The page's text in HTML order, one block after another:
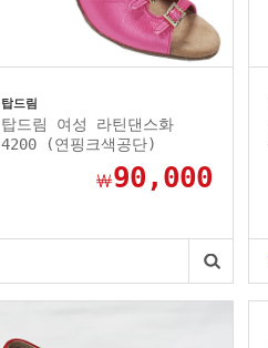
탑드림
탑드림 여성 라틴댄스화
4200 (연핑크색공단)
￦90,000